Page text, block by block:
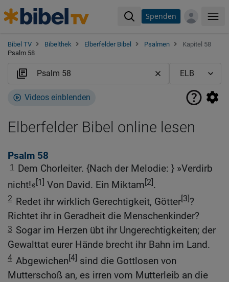
Spenden
Bibel TV Bibelthek Elberfelder Bibel Psalmen
Kapitel 58
Psalm 58
Videos einblenden
Elberfelder Bibel online lesen
Psalm 58
1
Dem Chorleiter. {Nach der Melodie: } »Verdirb
nicht!«[1] Von David. Ein Miktam[2].
2 Redet ihr wirklich Gerechtigkeit, Götter[3]?
Richtet ihr in Geradheit die Menschenkinder?
3 Sogar im Herzen übt ihr Ungerechtigkeiten; der
Gewalttat eurer Hände brecht ihr Bahn im Land.
4 Abgewichen[4] sind die Gottlosen von
Mutterschoß an, es irren vom Mutterleib an die